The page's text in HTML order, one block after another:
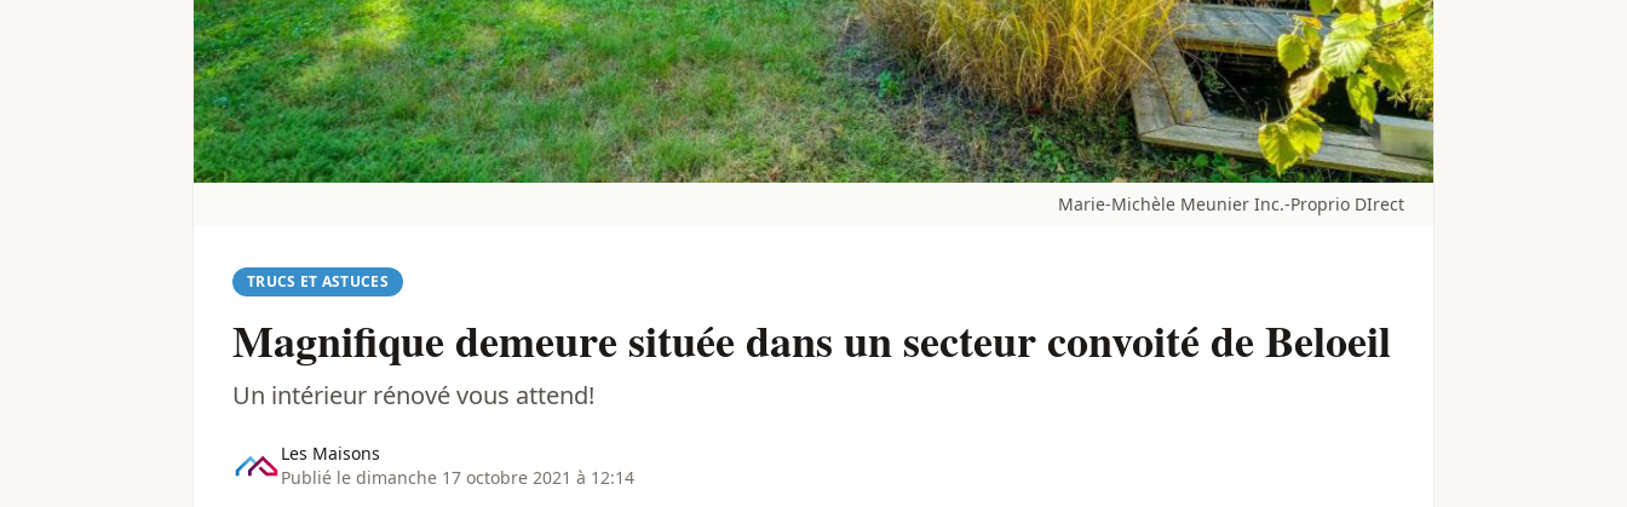
Marie-Michèle Meunier Inc.-Proprio DIrect
TRUCS ET ASTUCES
Magnifique demeure située dans un secteur convoité de Beloeil
Un intérieur rénové vous attend!
Les Maisons
Publié le dimanche 17 octobre 2021 à 12:14